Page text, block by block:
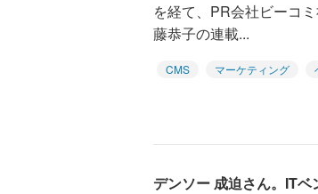
を経て、PR会社ビーコ
藤恭子の連載...
CMS マーケティング
デンソー 成迫さん。IT